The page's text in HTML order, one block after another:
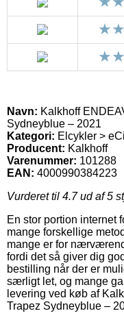
Navn: Kalkhoff
Sydneyblue – 2021
Kategori: Elcykler >
Producent: Kalkhoff
Varenummer: 101288
EAN: 4000990384223
Vurderet til 4.7ud af 5
En stor portion internet
mange forskellige
mange er for
fordi det så giver dig
bestilling når der er
særligt let, og mange
levering ved køb af
Trapez Sydneyblue –